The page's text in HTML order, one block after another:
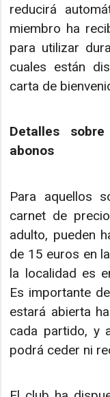
reducirá
miembro ha
para utilizar
cuales están
carta de
Detalles
abonos
Para aquellos
carnet de
adulto, pueden
de 15 euros en
la localidad es
Es importante
estará abierta
cada partido, y
podrá ceder ni